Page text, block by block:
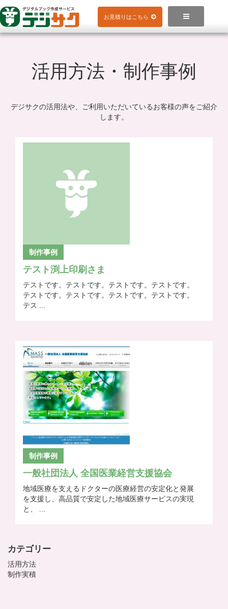
to
content
お見積りはこちら 
活用方法・制作事例
デジサクの活用法や、ご利用いただいているお客様の声をご紹介
します。
制作事例
テスト渕上印刷さま
テストです。テストです。テストです。テストです。
テストです。テストです。テストです。テストです。
テス ...
制作事例
一般社団法人 全国医業経営支援協会
地域医療を支えるドクターの医療経営の安定化と発展
を支援し、高品質で安定した地域医療サービスの実現
と、 ...
カテゴリー
活用方法
制作実積